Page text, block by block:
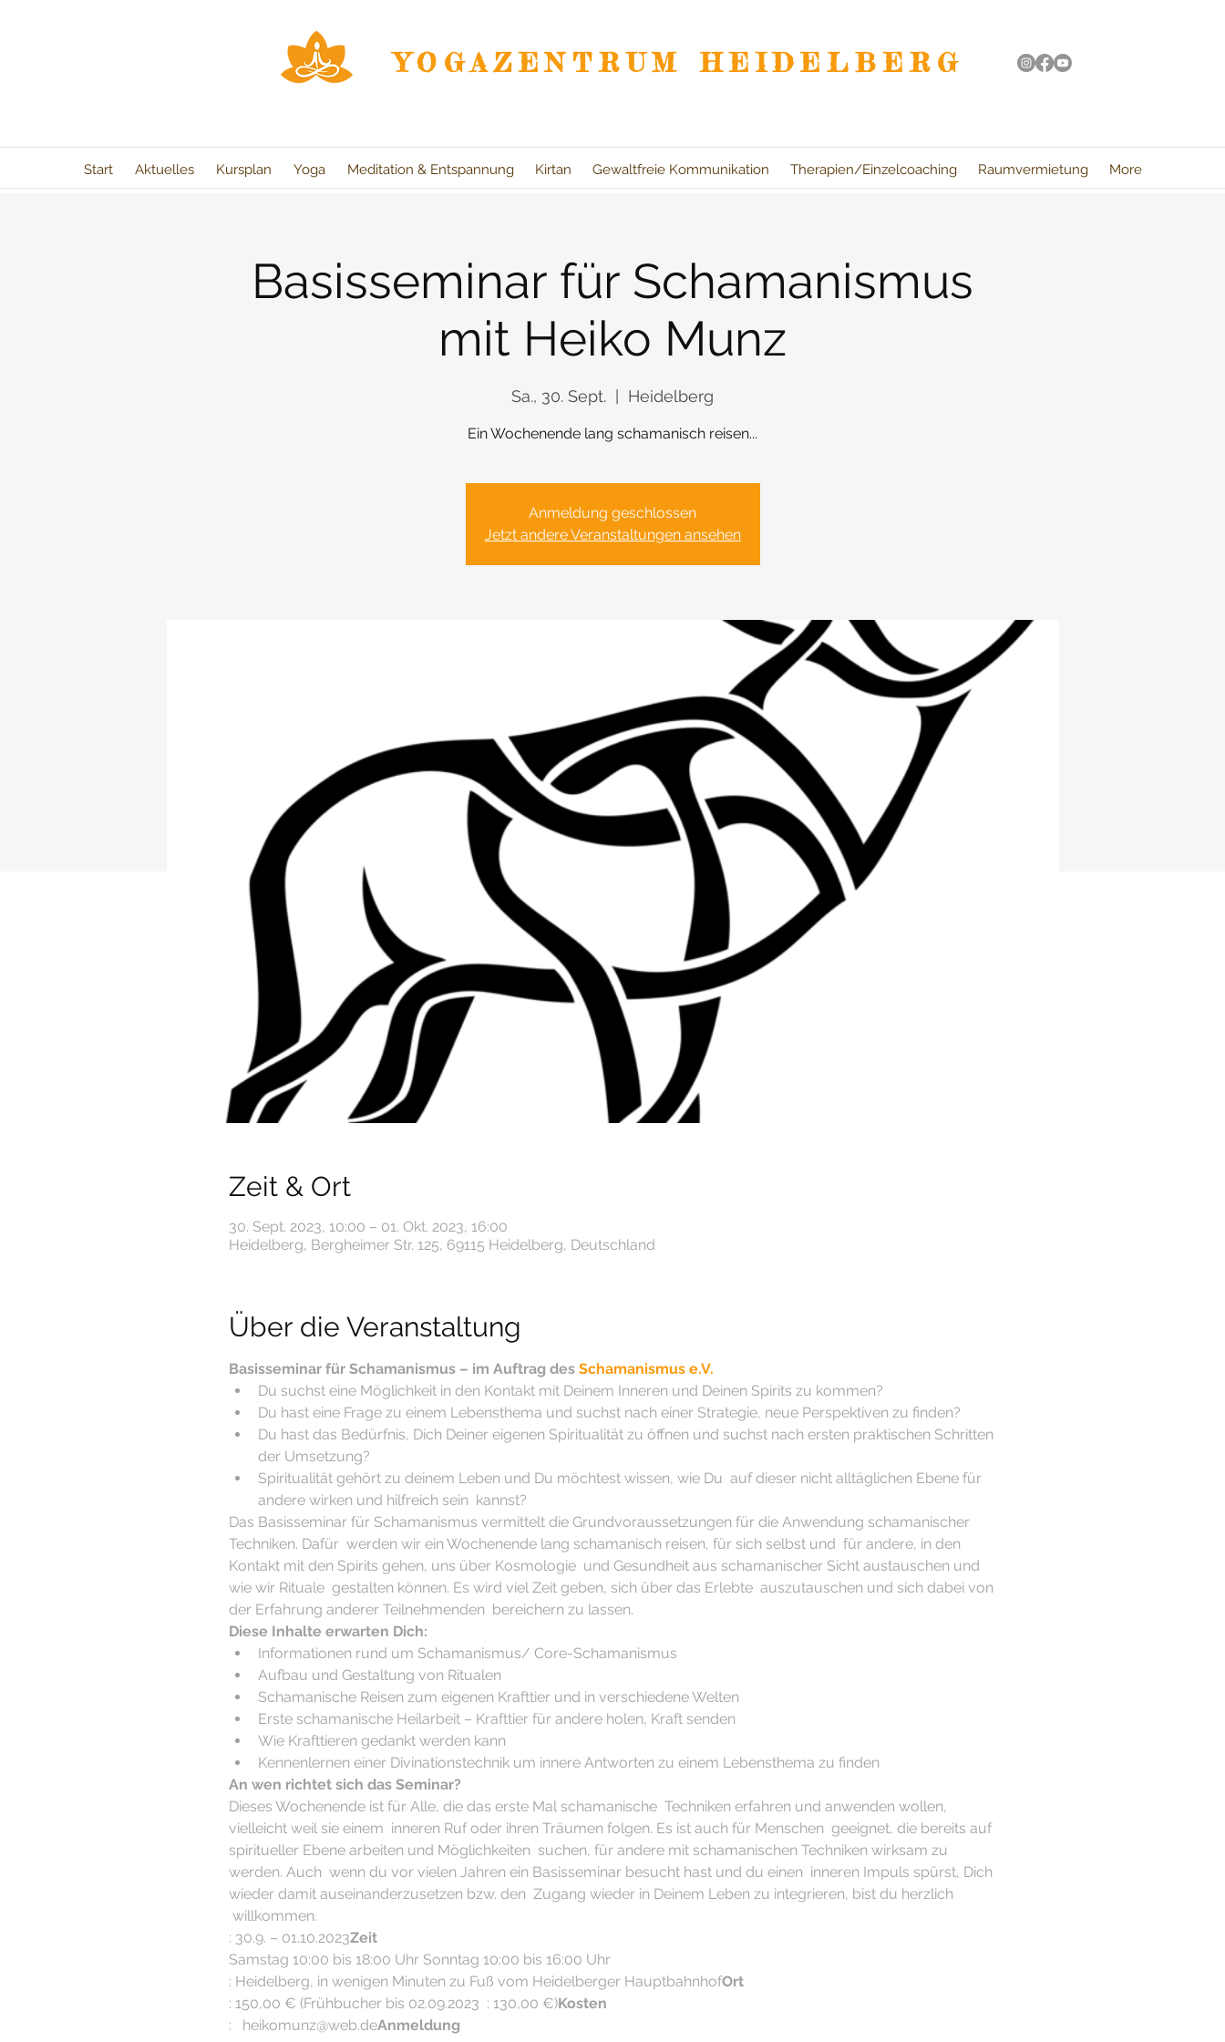
YOGAZENTRUM HEIDELBERG
Start Aktuelles Kursplan Yoga Meditation & Entspannung Kirtan Gewaltfreie Kommunikation Therapien/Einzelcoaching Raumvermietung More
Basisseminar für Schamanismus
mit Heiko Munz
Sa., 30. Sept. Heidelberg
Ein Wochenende lang schamanisch reisen...
Anmeldung geschlossen
Jetzt andere Veranstaltungen ansehen
Zeit & Ort
30. Sept. 2023, 10:00 – 01. Okt. 2023, 16:00
Heidelberg, Bergheimer Str. 125, 69115 Heidelberg, Deutschland
Über die Veranstaltung
Basisseminar für Schamanismus – im Auftrag des Schamanismus e.V.
Du suchst eine Möglichkeit in den Kontakt mit Deinem Inneren und Deinen Spirits zu kommen?
Du hast eine Frage zu einem Lebensthema und suchst nach einer Strategie, neue Perspektiven zu finden?
Du hast das Bedürfnis, Dich Deiner eigenen Spiritualität zu öffnen und suchst nach ersten praktischen Schritten
der Umsetzung?
Spiritualität gehört zu deinem Leben und Du möchtest wissen, wie Du  auf dieser nicht alltäglichen Ebene für
andere wirken und hilfreich sein  kannst?
Das Basisseminar für Schamanismus vermittelt die Grundvoraussetzungen für die Anwendung schamanischer
Techniken. Dafür  werden wir ein Wochenende lang schamanisch reisen, für sich selbst und  für andere, in den
Kontakt mit den Spirits gehen, uns über Kosmologie  und Gesundheit aus schamanischer Sicht austauschen und
wie wir Rituale  gestalten können. Es wird viel Zeit geben, sich über das Erlebte  auszutauschen und sich dabei von
der Erfahrung anderer Teilnehmenden  bereichern zu lassen.
Diese Inhalte erwarten Dich:
Informationen rund um Schamanismus/ Core-Schamanismus
Aufbau und Gestaltung von Ritualen
Schamanische Reisen zum eigenen Krafttier und in verschiedene Welten
Erste schamanische Heilarbeit – Krafttier für andere holen, Kraft senden
Wie Krafttieren gedankt werden kann
Kennenlernen einer Divinationstechnik um innere Antworten zu einem Lebensthema zu finden
An wen richtet sich das Seminar?
Dieses Wochenende ist für Alle, die das erste Mal schamanische  Techniken erfahren und anwenden wollen,
vielleicht weil sie einem  inneren Ruf oder ihren Träumen folgen. Es ist auch für Menschen  geeignet, die bereits auf
spiritueller Ebene arbeiten und Möglichkeiten  suchen, für andere mit schamanischen Techniken wirksam zu
werden. Auch  wenn du vor vielen Jahren ein Basisseminar besucht hast und du einen  inneren Impuls spürst, Dich
wieder damit auseinanderzusetzen bzw. den  Zugang wieder in Deinem Leben zu integrieren, bist du herzlich
willkommen.
: 30.9. – 01.10.2023Zeit
Samstag 10:00 bis 18:00 Uhr Sonntag 10:00 bis 16:00 Uhr
: Heidelberg, in wenigen Minuten zu Fuß vom Heidelberger HauptbahnhofOrt
: 150,00 € (Frühbucher bis 02.09.2023  : 130,00 €)Kosten
:   heikomunz@web.deAnmeldung